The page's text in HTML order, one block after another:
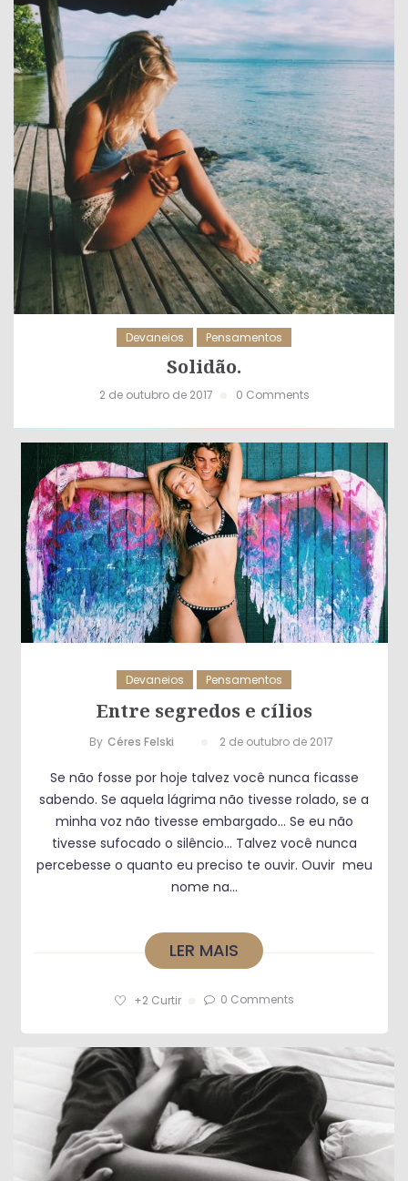
Devaneios Pensamentos
Solidão.
2 de outubro de 2017 0 Comments
Devaneios Pensamentos
Entre segredos e cílios
By Céres Felski 2 de outubro de 2017
Se não fosse por hoje talvez você nunca ficasse
sabendo. Se aquela lágrima não tivesse rolado, se a
minha voz não tivesse embargado… Se eu não
tivesse sufocado o silêncio… Talvez você nunca
percebesse o quanto eu preciso te ouvir. Ouvir meu
nome na...
LER MAIS
+2Curtir 0 Comments